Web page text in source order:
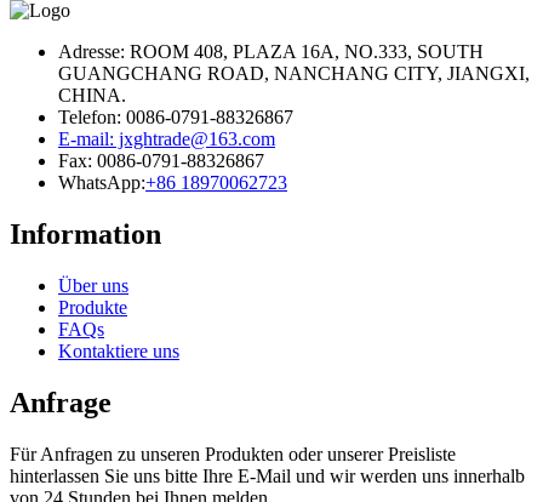
Adresse: ROOM 408, PLAZA 16A, NO.333, SOUTH
GUANGCHANG ROAD, NANCHANG CITY, JIANGXI,
CHINA.
Telefon: 0086-0791-88326867
E-mail: jxghtrade@163.com
Fax: 0086-0791-88326867
WhatsApp:+86 18970062723
Information
Über uns
Produkte
FAQs
Kontaktiere uns
Anfrage
Für Anfragen zu unseren Produkten oder unserer Preisliste
hinterlassen Sie uns bitte Ihre E-Mail und wir werden uns innerhalb
von 24 Stunden bei Ihnen melden.